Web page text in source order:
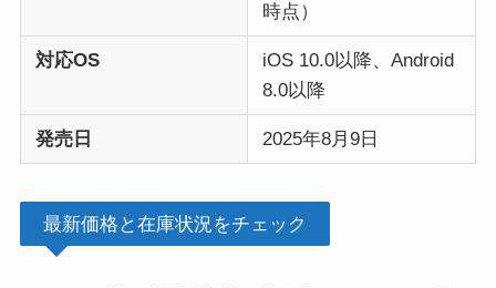
時点）
対応OS
iOS 10.0以降、Android
8.0以降
発売日 2025年8月9日
最新価格と在庫状況をチェック